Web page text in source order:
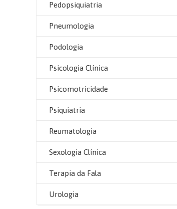
Pedopsiquiatria
Pneumologia
Podologia
Psicologia Clínica
Psicomotricidade
Psiquiatria
Reumatologia
Sexologia Clínica
Terapia da Fala
Urologia